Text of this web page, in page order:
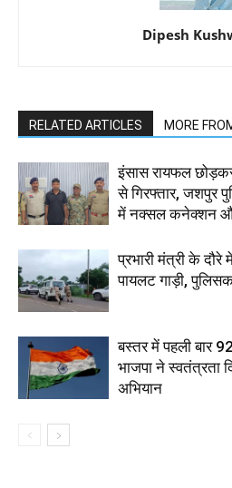
Dipesh
RELATED ARTICLES MORE
इंसास रायफल
से गिरफ्तार, जशपुर
में नक्सल कनेक्शन
प्रभारी मंत्री के
पायलट गाड़ी,
बस्तर में पहली बार 92
भाजपा ने स्वतंत्रता
अभियान